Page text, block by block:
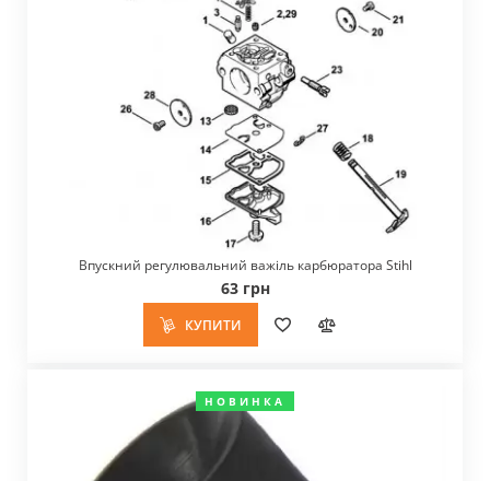
Впускний регулювальний важіль карбюратора Stihl
63 грн
КУПИТИ
НОВИНКА